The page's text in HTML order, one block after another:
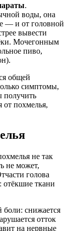
.
воды, она
— и от головной
вывести
Мочегонным
пиво,
общей
симптомы,
получить
от похмелья,
не так
не может,
голова
отёкшие ткани
боли: снижается
отток
на нервные